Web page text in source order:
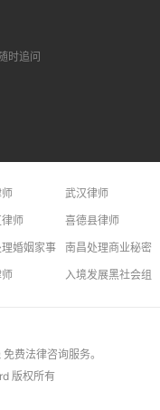
随时追问
武汉律师
长春律师
师 喜德县律师
婚姻家事问题律师南昌处理商业秘密
不正当竞争问题律师
厦门交通事故律师
入境发展黑社会组
免费法律咨询服务。
版权所有